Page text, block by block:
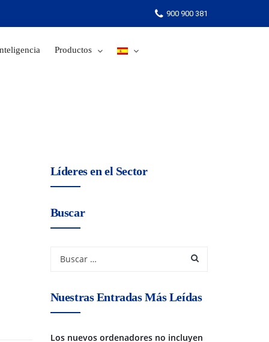
900 900 381
Productos
Líderes en el Sector
Buscar
Nuestras Entradas Más Leídas
Los nuevos ordenadores no incluyen